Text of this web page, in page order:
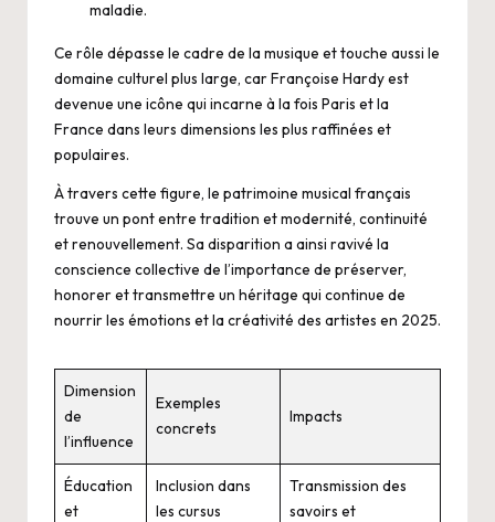
maladie.
Ce rôle dépasse le cadre de la musique et touche aussi le
domaine culturel plus large, car Françoise Hardy est
devenue une icône qui incarne à la fois Paris et la
France dans leurs dimensions les plus raffinées et
populaires.
À travers cette figure, le patrimoine musical français
trouve un pont entre tradition et modernité, continuité
et renouvellement. Sa disparition a ainsi ravivé la
conscience collective de l’importance de préserver,
honorer et transmettre un héritage qui continue de
nourrir les émotions et la créativité des artistes en 2025.
Dimension
de
l’influence
Exemples
concrets
Impacts
Éducation
et
Inclusion dans
les cursus
Transmission des
savoirs et